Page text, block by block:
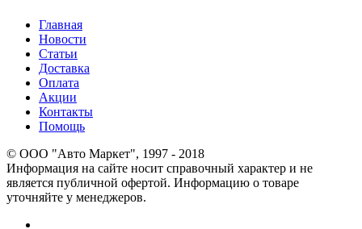
Главная
Новости
Статьи
Доставка
Оплата
Акции
Контакты
Помощь
© OOO "Авто Маркет", 1997 - 2018
Информация на сайте носит справочный характер и не
является публичной офертой. Информацию о товаре
уточняйте у менеджеров.